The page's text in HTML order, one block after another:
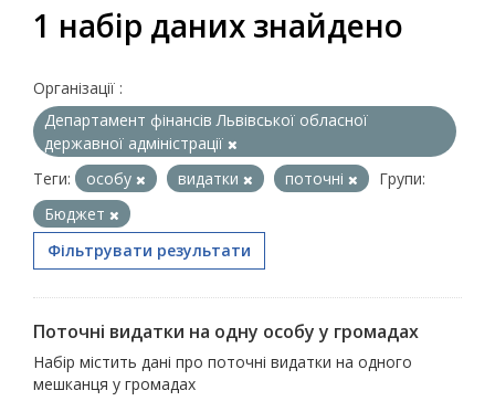
1 набір даних знайдено
Організації :
Департамент фінансів Львівської обласної
державної адміністрації
Теги:
особу видатки поточні
Групи:
Бюджет
Фільтрувати результати
Поточні видатки на одну особу у громадах
Набір містить дані про поточні видатки на одного
мешканця у громадах